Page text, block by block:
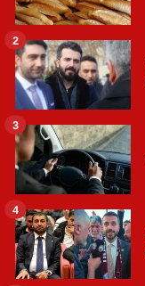
2
3
4